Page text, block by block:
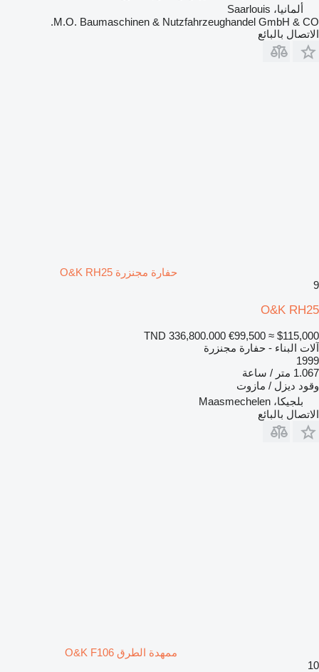
ألمانيا، Saarlouis
M.O. Baumaschinen & Nutzfahrzeughandel GmbH & CO.
الاتصال بالبائع
حفارة مجنزرة O&K RH25
9
O&K RH25
TND 336,800.000 €99,500 ≈ $115,000
آلات البناء - حفارة مجنزرة
1999
1.067 متر / ساعة
وقود ديزل / مازوت
بلجيكا، Maasmechelen
الاتصال بالبائع
ممهدة الطرق O&K F106
10